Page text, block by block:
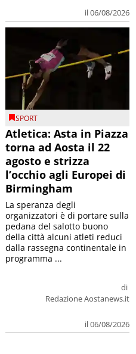
il 06/08/2026
SPORT
Atletica: Asta in Piazza
torna ad Aosta il 22
agosto e strizza
l’occhio agli Europei di
Birmingham
di
Redazione Aostanews.it
il 06/08/2026
La speranza degli
organizzatori è di portare sulla
pedana del salotto buono
della città alcuni atleti reduci
dalla rassegna continentale in
programma ...